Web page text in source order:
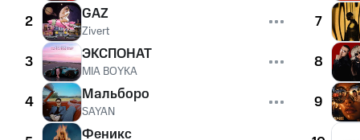
2 GAZ
Zivert
3 ЭКСПОНАТ
MIA BOYKA
4 Мальборо
SAYAN
Феникс
7
8
9